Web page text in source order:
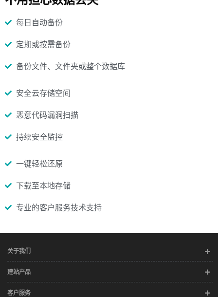
每日自动备份
定期或按需备份
备份文件、文件夹或整个数据库
安全云存储空间
恶意代码漏洞扫描
持续安全监控
一键轻松还原
下载至本地存储
专业的客户服务技术支持
关于我们
建站产品
客户服务